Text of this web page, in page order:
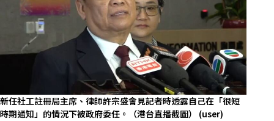
新任社工註冊局主席、律師許宗盛會見記者時透露自己在「很短
時期通知」的情況下被政府委任。（港台直播截圖） (user)